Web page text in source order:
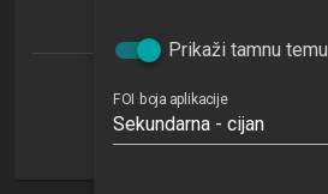
NN
Prikaži tamnu temu
FOI boja aplikacije
Sekundarna - cijan